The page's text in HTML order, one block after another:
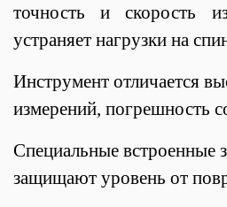
точность и скорость
устраняет нагрузки на
Инструмент отличается
измерений, погрешность
Специальные встроенные
защищают уровень от